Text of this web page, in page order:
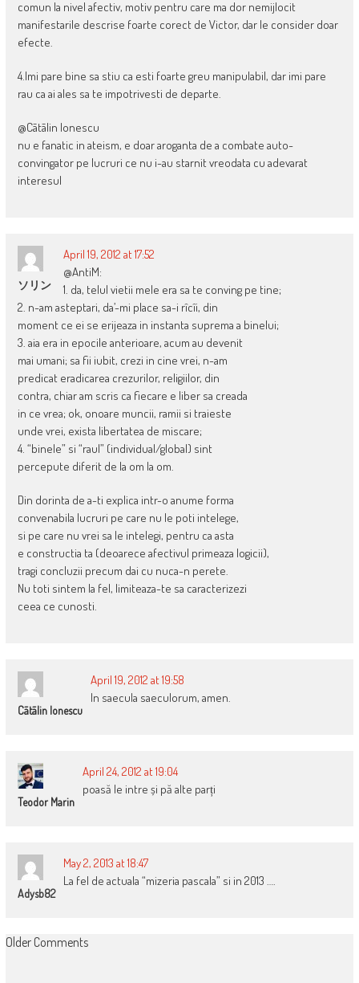
comun la nivel afectiv, motiv pentru care ma dor nemijlocit
manifestarile descrise foarte corect de Victor, dar le consider doar
efecte.
4.Imi pare bine sa stiu ca esti foarte greu manipulabil, dar imi pare
rau ca ai ales sa te impotrivesti de departe.
@Cãtãlin Ionescu
nu e fanatic in ateism, e doar aroganta de a combate auto-
convingator pe lucruri ce nu i-au starnit vreodata cu adevarat
interesul
ソリン
April 19, 2012 at 17:52
@AntiM:
1. da, telul vietii mele era sa te conving pe tine;
2. n-am asteptari, da’-mi place sa-i rîcîi, din
moment ce ei se erijeaza in instanta suprema a binelui;
3. aia era in epocile anterioare, acum au devenit
mai umani; sa fii iubit, crezi in cine vrei, n-am
predicat eradicarea crezurilor, religiilor, din
contra, chiar am scris ca fiecare e liber sa creada
in ce vrea; ok, onoare muncii, ramii si traieste
unde vrei, exista libertatea de miscare;
4. “binele” si “raul” (individual/global) sint
percepute diferit de la om la om.
Din dorinta de a-ti explica intr-o anume forma
convenabila lucruri pe care nu le poti intelege,
si pe care nu vrei sa le intelegi, pentru ca asta
e constructia ta (deoarece afectivul primeaza logicii),
tragi concluzii precum dai cu nuca-n perete.
Nu toti sintem la fel, limiteaza-te sa caracterizezi
ceea ce cunosti.
Cãtãlin Ionescu
April 19, 2012 at 19:58
In saecula saeculorum, amen.
Teodor Marin
April 24, 2012 at 19:04
poasă le intre și pă alte parți
Adysb82
May 2, 2013 at 18:47
La fel de actuala “mizeria pascala” si in 2013 ….
COMMENT
Older Comments